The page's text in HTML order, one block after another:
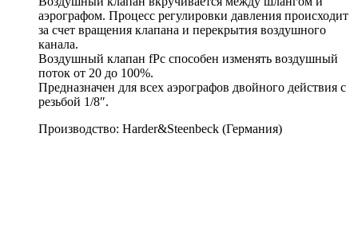
аэрографом. Процесс регулировки давления происходит
за счет вращения клапана и перекрытия воздушного
канала.
Воздушный клапан fPc способен изменять воздушный
поток от 20 до 100%.
Предназначен для всех аэрографов двойного действия с
резьбой 1/8″.
Производство: Harder&Steenbeck (Германия)